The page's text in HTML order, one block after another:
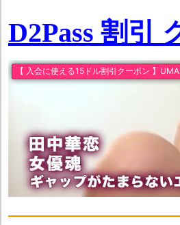
D2Pass 割引